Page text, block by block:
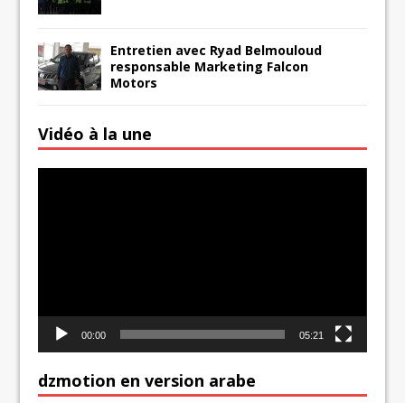
Entretien avec Ryad Belmouloud
responsable Marketing Falcon
Motors
Vidéo à la une
00:00 05:21
dzmotion en version arabe